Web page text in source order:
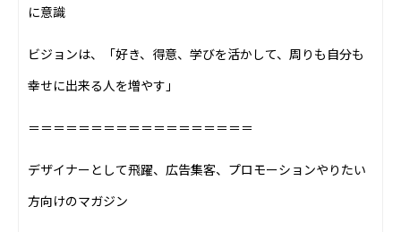
に意識
ビジョンは、「好き、得意、学びを活かして、周りも自分も
幸せに出来る人を増やす」
＝＝＝＝＝＝＝＝＝＝＝＝＝＝＝＝＝＝
デザイナーとして飛躍、広告集客、プロモーションやりたい
方向けのマガジン